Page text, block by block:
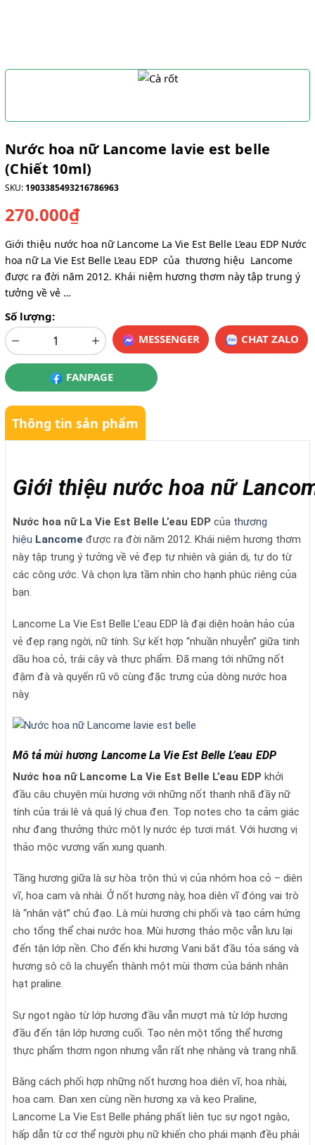
Nước hoa nữ Lancome lavie est belle
(Chiết 10ml)
SKU:1903385493216786963
270.000₫
Giới thiệu nước hoa nữ Lancome La Vie Est Belle L’eau EDP Nước
hoa nữ La Vie Est Belle L’eau EDP của thương hiệu Lancome
được ra đời năm 2012. Khái niệm hương thơm này tập trung ý
tưởng về vẻ …
Số lượng:
MESSENGER
CHAT ZALO
FANPAGE
Thông tin sản phẩm
Giới thiệu nước hoa nữ
Nước hoa nữ La Vie Est Belle L’eau EDP của thương
hiệu Lancome được ra đời năm 2012. Khái niệm hương thơm
này tập trung ý tưởng về vẻ đẹp tự nhiên và giản dị, tự do từ
các công ước. Và chọn lựa tầm nhìn cho hạnh phúc riêng của
bạn.
Lancome La Vie Est Belle L’eau EDP là đại diện hoàn hảo của
vẻ đẹp rạng ngời, nữ tính. Sự kết hợp “nhuần nhuyễn” giữa tinh
dầu hoa cỏ, trái cây và thực phẩm. Đã mang tới những nốt
đậm đà và quyến rũ vô cùng đặc trưng của dòng nước hoa
này.
Mô tả mùi hương Lancome La Vie Est Belle L’eau EDP
Nước hoa nữ Lancome La Vie Est Belle L’eau EDP khởi
đầu câu chuyện mùi hương với những nốt thanh nhã đầy nữ
tính của trái lê và quả lý chua đen. Top notes cho ta cảm giác
như đang thưởng thức một ly nước ép tươi mát. Với hương vị
thảo mộc vương vấn xung quanh.
Tầng hương giữa là sự hòa trộn thú vị của nhóm hoa cỏ – diên
vĩ, hoa cam và nhài. Ở nốt hương này, hoa diên vĩ đóng vai trò
là “nhân vật” chủ đạo. Là mùi hương chi phối và tạo cảm hứng
cho tổng thể chai nước hoa. Mùi hương thảo mộc vẫn lưu lại
đến tận lớp nền. Cho đến khi hương Vani bắt đầu tỏa sáng và
hương sô cô la chuyển thành một mùi thơm của bánh nhân
hạt praline.
Sự ngọt ngào từ lớp hương đầu vẫn mượt mà từ lớp hương
đầu đến tận lớp hương cuối. Tạo nên một tổng thể hương
thực phẩm thơm ngon nhưng vẫn rất nhẹ nhàng và trang nhã.
Bằng cách phối hợp những nốt hương hoa diên vĩ, hoa nhài,
hoa cam. Đan xen cùng nền hương xạ và kẹo Praline,
Lancome La Vie Est Belle phảng phất liên tục sự ngọt ngào,
hấp dẫn từ cơ thể người phụ nữ khiến cho phái mạnh đều phải